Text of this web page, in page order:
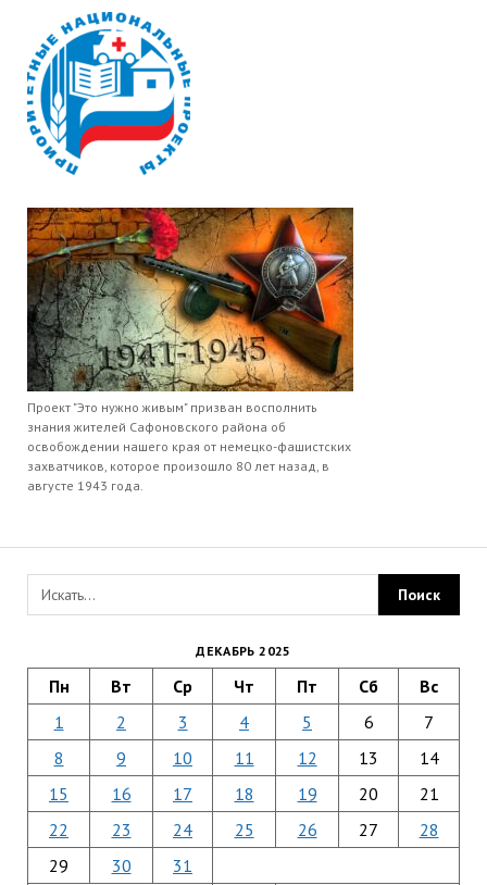
Проект "Это нужно живым" призван восполнить
знания жителей Сафоновского района об
освобождении нашего края от немецко-фашистских
захватчиков, которое произошло 80 лет назад, в
августе 1943 года.
ДЕКАБРЬ 2025
Пн Вт Ср Чт Пт Сб Вс
1 2 3 4 5 6
7
8
9 10 11 12 13
14
15
16 17 18 19 20
21
22
23 24 25 26 27
28
29
30 31